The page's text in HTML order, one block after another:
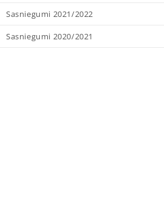
Sasniegumi 2021/2022
Sasniegumi 2020/2021